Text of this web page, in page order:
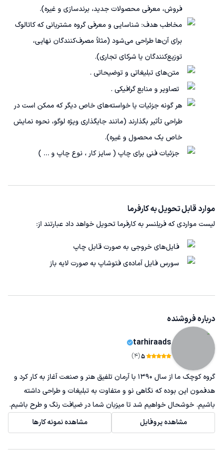
فروش، معرفی محصولات جدید، برندسازی و غیره).
مخاطب هدف: شناسایی و معرفی گروه مشتریانی که کاتالوگ
برای آن‌ها طراحی می‌شود (مثلاً مصرف‌کنندگان نهایی،
توزیع‌کنندگان یا شرکای تجاری).
متن‌های تبلیغاتی و توضیحاتی .
تصاویر و منابع گرافیکی .
هر گونه جزئیات یا خواسته‌های خاص دیگر که ممکن است در
طراحی تأثیر بگذارند (مانند جایگذاری ویژه لوگو، نحوه نمایش
خاص یک محصول و غیره).
جزئیات فنی برای چاپ ( سایز کار ، نوع چاپ و ... )
موارد قابل تحویل به کارفرما
لیست مواردی که فریلنسر به کارفرما تحویل خواهد داد عبارتند از:
فایل‌های خروجی به صورت قابل چاپ
سورس فایل آماده‌ی فتوشاپ به صورت لایه باز
درباره فروشنده
tarhiraads
5
(4)
گروه کوچک ما از سال 1390 با آرمان تلفیق هنر و صنعت آغاز به کار کرد و
هدفمون این بوده که نگاهی نو و متفاوت به تبلیغات و طراحی داشته
باشیم. خوشحال خواهیم شد تا میزبان شما در ضیافت رنگ و طرح باشیم.
مشاهده پروفایل
مشاهده نمونه کارها